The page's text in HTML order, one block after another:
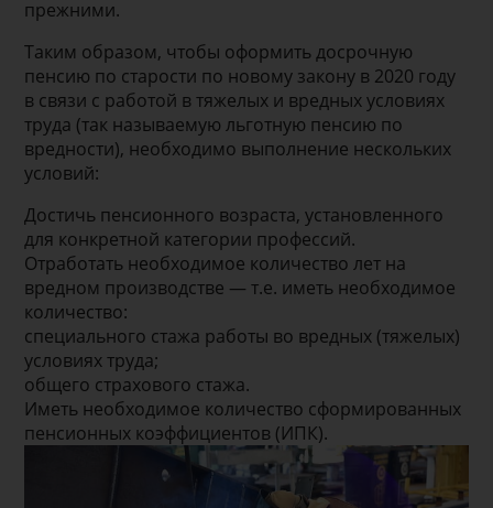
прежними.
Таким образом, чтобы оформить досрочную
пенсию по старости по новому закону в 2020 году
в связи с работой в тяжелых и вредных условиях
труда (так называемую льготную пенсию по
вредности), необходимо выполнение нескольких
условий:
Достичь пенсионного возраста, установленного
для конкретной категории профессий.
Отработать необходимое количество лет на
вредном производстве — т.е. иметь необходимое
количество:
специального стажа работы во вредных (тяжелых)
условиях труда;
общего страхового стажа.
Иметь необходимое количество сформированных
пенсионных коэффициентов (ИПК).